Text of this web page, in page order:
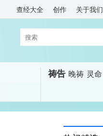
查经大全 创作 关于我们
祷告 晚祷 灵命